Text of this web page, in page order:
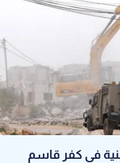
في كفر قاسم